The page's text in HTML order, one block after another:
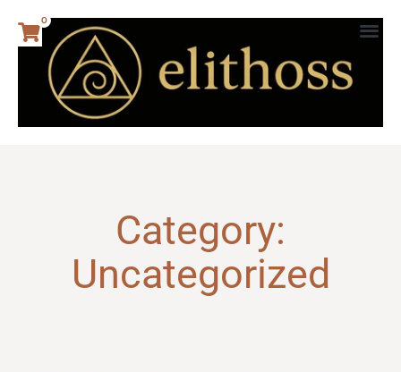
0
Category:
Uncategorized